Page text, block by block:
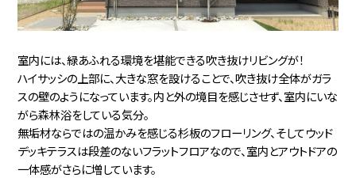
室内には、緑あふれる環境を堪能できる吹き抜けリビングが！
ハイサッシの上部に、大きな窓を設けることで、吹き抜け全体がガラ
スの壁のようになっています。内と外の境目を感じさせず、室内にいな
がら森林浴をしている気分。
無垢材ならではの温かみを感じる杉板のフローリング、そしてウッド
デッキテラスは段差のないフラットフロアなので、室内とアウトドアの
一体感がさらに増しています。